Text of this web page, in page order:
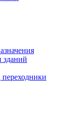
зданий
переходники